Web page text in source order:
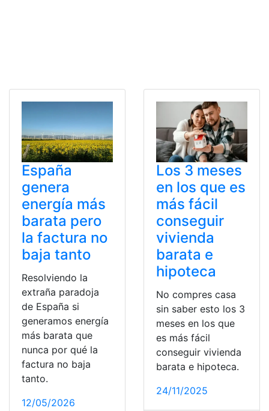
España
genera
energía más
barata pero
la factura no
baja tanto
Resolviendo la
extraña paradoja
de España si
generamos energía
más barata que
nunca por qué la
factura no baja
tanto.
12/05/2026
Los 3 meses
en los que es
más fácil
conseguir
vivienda
barata e
hipoteca
No compres casa
sin saber esto los 3
meses en los que
es más fácil
conseguir vivienda
barata e hipoteca.
24/11/2025